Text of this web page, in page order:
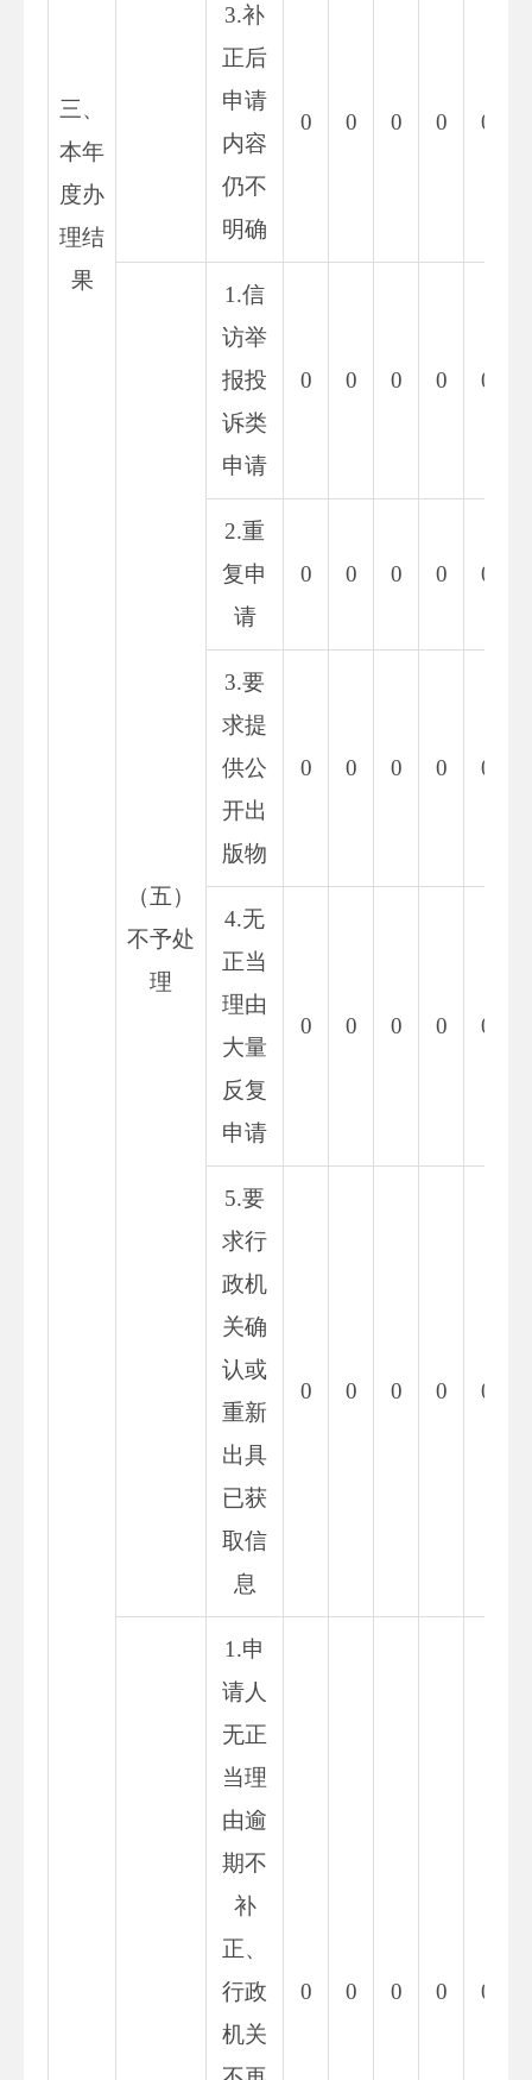
三、
本年
度办
理结
果
3.补
正后
申请
内容
仍不
明确
0 0 0 0 0
（五）
不予处
理
1.信
访举
报投
诉类
申请
0 0 0 0 0
2.重
复申
请
0 0 0 0 0
3.要
求提
供公
开出
版物
0 0 0 0 0
4.无
正当
理由
大量
反复
申请
0 0 0 0 0
5.要
求行
政机
关确
认或
重新
出具
已获
取信
息
0 0 0 0 0
1.申
请人
无正
当理
由逾
期不
补
正、
行政
机关
0 0 0 0 0